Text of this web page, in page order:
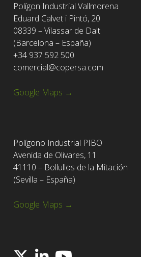
Polígon Industrial Vallmorena
Eduard Calvet i Pintó, 20
08339 – Vilassar de Dalt
(Barcelona – España)
+34 937 592 500
comercial@copersa.com
Google Maps →
Polígono Industrial PIBO
Avenida de Olivares, 11
41110 – Bollullos de la Mitación
(Sevilla – España)
Google Maps →